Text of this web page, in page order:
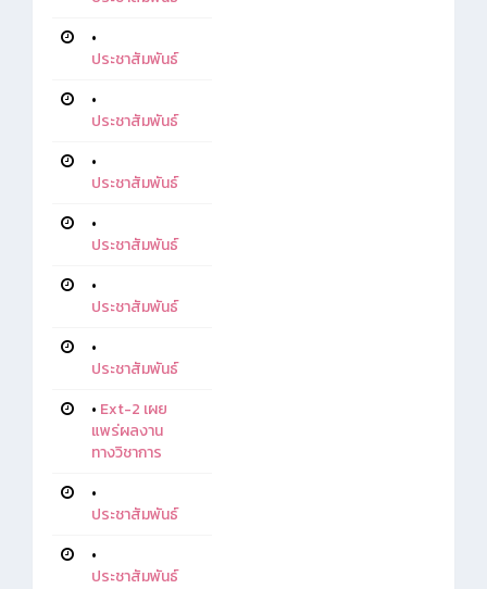
•
ประชาสัมพันธ์
•
ประชาสัมพันธ์
•
ประชาสัมพันธ์
•
ประชาสัมพันธ์
•
ประชาสัมพันธ์
•
ประชาสัมพันธ์
• Ext-2 เผย
แพร่ผลงาน
ทางวิชาการ
•
ประชาสัมพันธ์
•
ประชาสัมพันธ์